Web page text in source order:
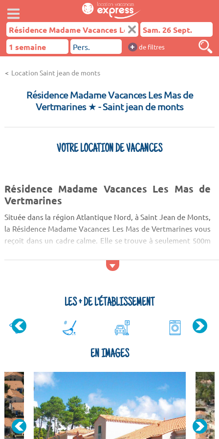
+ de filtres
Location Saint jean de monts
Résidence Madame Vacances Les Mas de
Vertmarines ★- Saint jean de monts
VOTRE LOCATION DE VACANCES
Résidence Madame Vacances Les Mas de
Vertmarines
Située dans la région Atlantique Nord, à Saint Jean de Monts,
la Résidence Madame Vacances Les Mas de Vertmarines vous
reçoit dans un cadre calme. Elle se trouve à seulement 500m
travers de son patrimoine, sa gastronomie et sa culture. Vous
LES + DE L'ÉTABLISSEMENT
EN IMAGES